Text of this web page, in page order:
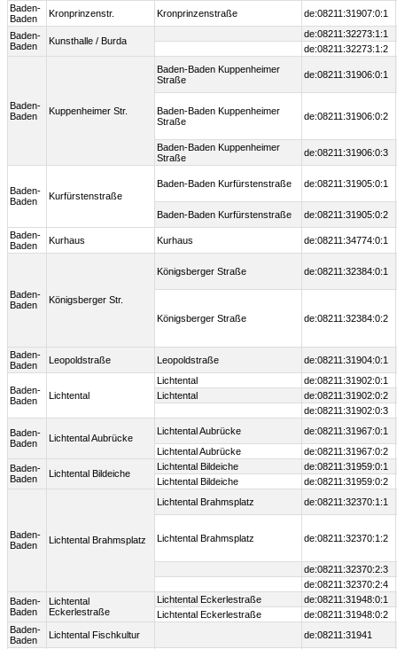
Baden-
Baden
Kronprinzenstr. Kronprinzenstraße de:08211:31907:0:1
Baden-
Baden
Kunsthalle / Burda
de:08211:32273:1:1
de:08211:32273:1:2
Baden-
Baden
Kuppenheimer Str.
Baden-Baden Kuppenheimer
Straße
de:08211:31906:0:1
Baden-Baden Kuppenheimer
Straße
de:08211:31906:0:2
Baden-Baden Kuppenheimer
Straße
de:08211:31906:0:3
Baden-
Baden
Kurfürstenstraße
Baden-Baden Kurfürstenstraße de:08211:31905:0:1
Baden-Baden Kurfürstenstraße
de:08211:31905:0:2
Baden-
Baden
Kurhaus Kurhaus de:08211:34774:0:1
Baden-
Baden
Königsberger Str.
Königsberger Straße de:08211:32384:0:1
Königsberger Straße de:08211:32384:0:2
Baden-
Baden
Leopoldstraße Leopoldstraße de:08211:31904:0:1
Baden-
Baden
Lichtental
Lichtental
de:08211:31902:0:1
Lichtental
de:08211:31902:0:2
de:08211:31902:0:3
Baden-
Baden
Lichtental Aubrücke
Lichtental Aubrücke
de:08211:31967:0:1
Lichtental Aubrücke
de:08211:31967:0:2
Baden-
Baden
Lichtental Bildeiche
Lichtental Bildeiche
de:08211:31959:0:1
Lichtental Bildeiche
de:08211:31959:0:2
Baden-
Baden
Lichtental Brahmsplatz
Lichtental Brahmsplatz de:08211:32370:1:1
Lichtental Brahmsplatz de:08211:32370:1:2
de:08211:32370:2:3
de:08211:32370:2:4
Baden-
Baden
Lichtental
Eckerlestraße
Lichtental Eckerlestraße
de:08211:31948:0:1
Lichtental Eckerlestraße
de:08211:31948:0:2
Baden-
Baden
Lichtental Fischkultur de:08211:31941